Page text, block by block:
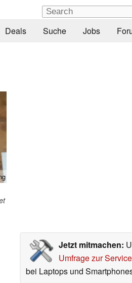
Deals Suche Jobs
Jetzt mitmachen:
Umfrage zur
bei Laptops und